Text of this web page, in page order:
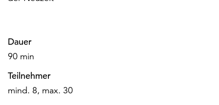
werden
auch
Ihr
Einverständnis
Dauer
90 min
Teilnehmer
mind. 8, max. 30